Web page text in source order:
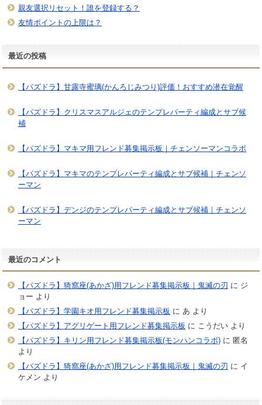
親友選択リセット！誰を登録する？
友情ポイントの上限は？
最近の投稿
【パズドラ】甘露寺蜜璃(かんろじみつり)評価！おすすめ潜在覚醒
【パズドラ】クリスマスアルジェのテンプレパーティ編成とサブ候
補
【パズドラ】マキマ用フレンド募集掲示板｜チェンソーマンコラボ
【パズドラ】マキマのテンプレパーティ編成とサブ候補｜チェンソ
ーマン
【パズドラ】デンジのテンプレパーティ編成とサブ候補｜チェンソ
ーマン
最近のコメント
【パズドラ】猗窩座(あかざ)用フレンド募集掲示板｜鬼滅の刃 に ジ
ョー より
【パズドラ】学園キオ用フレンド募集掲示板 に あ より
【パズドラ】アグリゲート用フレンド募集掲示板 に こうだいより
【パズドラ】キリン用フレンド募集掲示板(モンハンコラボ)に 匿名
より
【パズドラ】猗窩座(あかざ)用フレンド募集掲示板｜鬼滅の刃 に イ
ケメン より